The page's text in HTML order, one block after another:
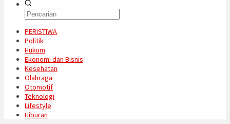
PERISTIWA
Politik
Hukum
Ekonomi dan Bisnis
Kesehatan
Olahraga
Otomotif
Teknologi
Lifestyle
Hiburan